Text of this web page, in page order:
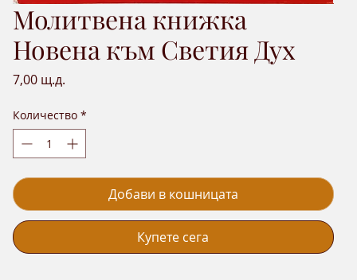
Молитвена книжка
Новена към Светия Дух
7,00 щ.д.Цена
Количество *
Добави в кошницата
Купете сега